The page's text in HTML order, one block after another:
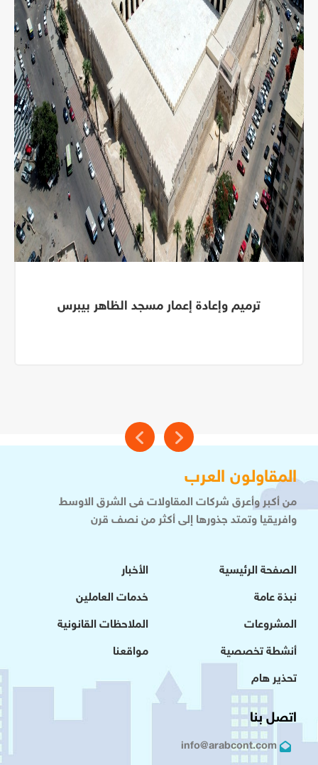
ترميم وإعادة إعمار مسجد الظاهر بيبرس
المقاولون العرب
من أكبر وأعرق شركات المقاولات فى الشرق الاوسط
وافريقيا وتمتد جذورها إلى أكثر من نصف قرن
الصفحة الرئيسية
نبذة عامة
المشروعات
أنشطة تخصصية
تحذير هام
الأخبار
خدمات العاملين
الملاحظات القانونية
مواقعنا
اتصل بنا
info@arabcont.com